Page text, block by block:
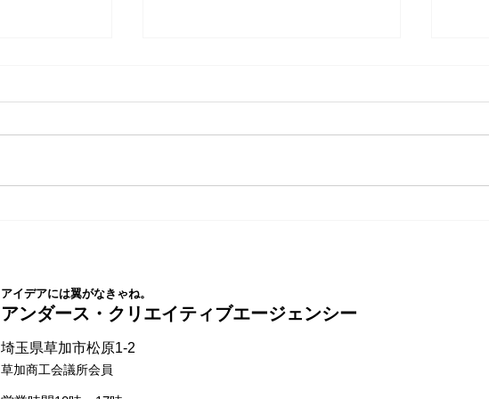
​アンダース・クリエイティブエージェンシー
アイデアには翼がなきゃね。
埼玉県草加市松原1-2
草加商工会議所会員